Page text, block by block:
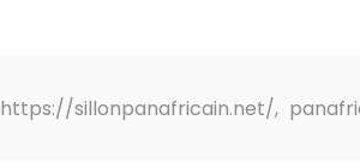
https://sillonpanafricain.net/,